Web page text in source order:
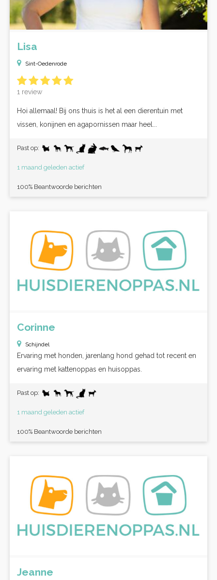
Lisa
Sint-Oedenrode
1 review
Hoi allemaal! Bij ons thuis is het al een dierentuin met
vissen, konijnen en agapornissen maar heel...
Past op:
1 maand geleden actief
100% Beantwoorde berichten
Corinne
Schijndel
Ervaring met honden, jarenlang hond gehad tot recent en
ervaring met kattenoppas en huisoppas.
Past op:
1 maand geleden actief
100% Beantwoorde berichten
Jeanne